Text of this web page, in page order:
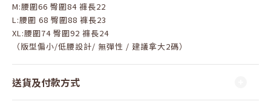
M:腰圍66 臀圍84 褲長22
L:腰圍 68 臀圍88 褲長23
XL:腰圍74 臀圍92 褲長24
（版型偏小/低腰設計/ 無彈性 / 建議拿大2碼）
送貨及付款方式